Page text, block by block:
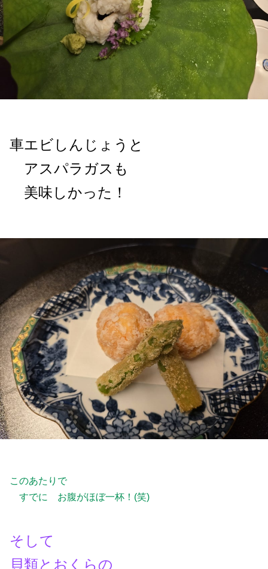
車エビしんじょうと
アスパラガスも
美味しかった！
このあたりで
すでに お腹がほぼ一杯！(笑)
そして
貝類とおくらの